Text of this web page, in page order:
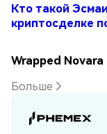
Кто такой
криптосделке
Wrapped Novara
Больше